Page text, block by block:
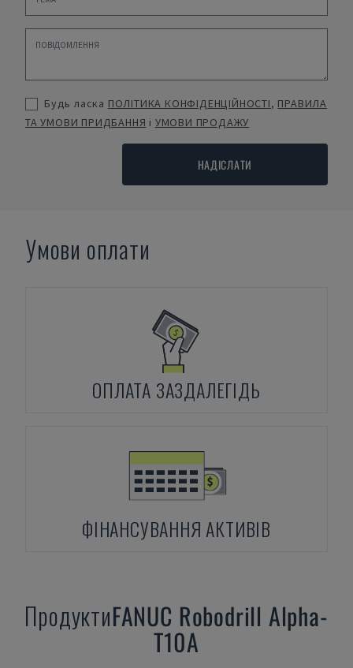
Будь ласка ПОЛІТИКА КОНФІДЕНЦІЙНОСТІ, ПРАВИЛА
ТА УМОВИ ПРИДБАННЯ і УМОВИ ПРОДАЖУ
НАДІСЛАТИ
Умови оплати
ОПЛАТА ЗАЗДАЛЕГІДЬ
ФІНАНСУВАННЯ АКТИВІВ
ПродуктиFANUC Robodrill Alpha-
T10A